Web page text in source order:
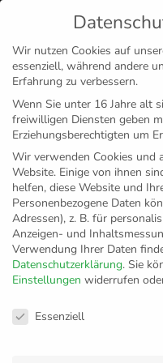
Fanfahrt
Wir nutzen Cookies auf
essenziell, während andere
Erfahrung zu verbessern.
Wenn Sie unter 16 Jahre alt
freiwilligen Diensten geben
Erziehungsberechtigten um
Wir verwenden Cookies und
Website. Einige von ihnen
helfen, diese Website und
Personenbezogene Daten
Adressen), z. B. für
Anzeigen- und
Verwendung Ihrer Daten
Datenschutzerklärung. Sie
Einstellungen widerrufen
Datenschutzeinstellungen
Essenziell